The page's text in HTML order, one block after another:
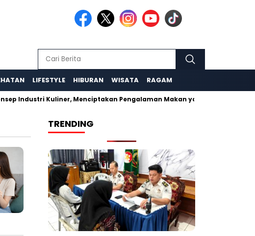
LIFESTYLE HIBURAN WISATA RAGAM
Industri Kuliner, Menciptakan Pengalaman Makan yang Tak Terlupakan
TRENDING